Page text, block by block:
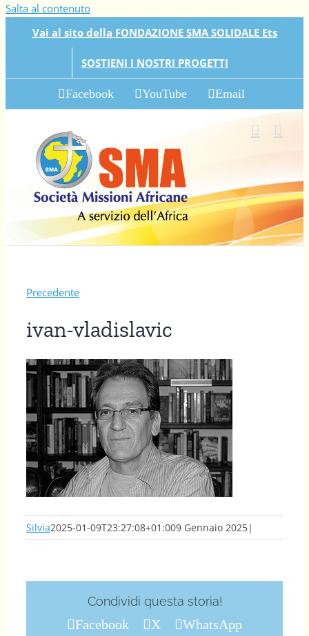
Salta al contenuto
Vai al sito della FONDAZIONE SMA SOLIDALE Ets
SOSTIENI I NOSTRI PROGETTI
Facebook YouTube Email
Precedente
ivan-vladislavic
Silvia2025-01-09T23:27:08+01:009 Gennaio 2025|
Condividi questa storia!
Facebook X
WhatsApp